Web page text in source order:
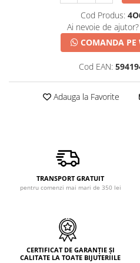
Cod Produs:
Ai nevoie de ajutor?
COMANDA PE
Cod EAN:
Adauga la Favorite
TRANSPORT GRATUIT
pentru comenzi mai mari de 350 lei
CERTIFICAT DE GARANȚIE ȘI
CALITATE LA TOATE BIJUTERIILE